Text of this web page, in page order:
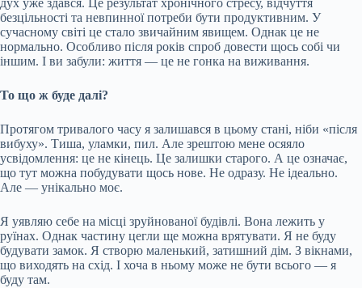
дух уже здався. Це результат хронічного стресу, відчуття
безцільності та невпинної потреби бути продуктивним. У
сучасному світі це стало звичайним явищем. Однак це не
нормально. Особливо після років спроб довести щось собі чи
іншим. І ви забули: життя — це не гонка на виживання.
То що ж буде далі?
Протягом тривалого часу я залишався в цьому стані, ніби «після
вибуху». Тиша, уламки, пил. Але зрештою мене осяяло
усвідомлення: це не кінець. Це залишки старого. А це означає,
що тут можна побудувати щось нове. Не одразу. Не ідеально.
Але — унікально моє.
Я уявляю себе на місці зруйнованої будівлі. Вона лежить у
руїнах. Однак частину цегли ще можна врятувати. Я не буду
будувати замок. Я створю маленький, затишний дім. З вікнами,
що виходять на схід. І хоча в ньому може не бути всього — я
буду там.